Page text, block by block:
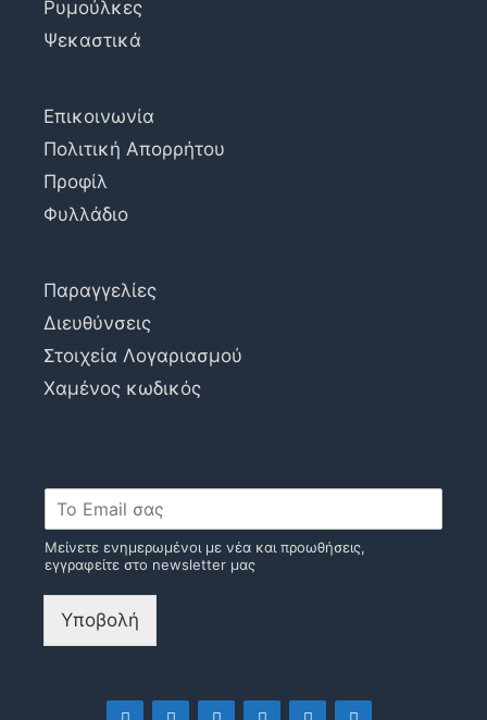
Ρυμούλκες
Ψεκαστικά
Επικοινωνία
Πολιτική Απορρήτου
Προφίλ
Φυλλάδιο
Παραγγελίες
Διευθύνσεις
Στοιχεία Λογαριασμού
Χαμένος κωδικός
Μείνετε ενημερωμένοι με νέα και προωθήσεις,
εγγραφείτε στο newsletter μας
Υποβολή